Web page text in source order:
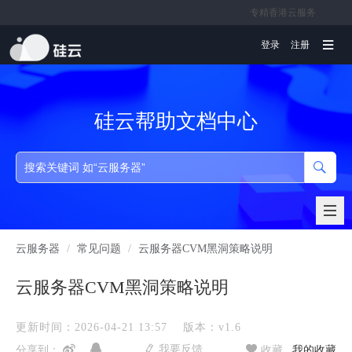
专精香港云服务
文档
登录 注册
硅云帮助文档中心
云服务器 / 常见问题 / 云服务器CVM黑洞策略说明
云服务器CVM黑洞策略说明
更新时间：2026-04-21 13:57
版本：v1.6
我要反馈